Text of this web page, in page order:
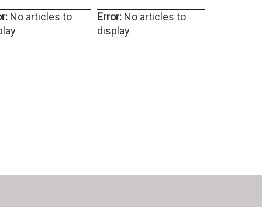
No articles to
Error: No articles to
display